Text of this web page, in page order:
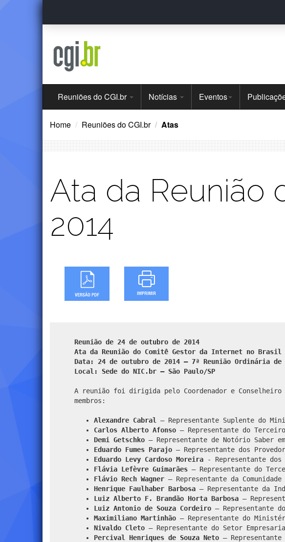
Ir
o
Menu
Principal
Reuniões do CGI.br Notícias Eventos
Home Reuniões do CGI.br Atas
Ata da Reunião
2014
Reunião de 24 de outubro de 2014
Ata da Reunião do Comitê Gestor da Internet no Brasil
Data: 24 de outubro de 2014 – 7ª Reunião Ordinária de
Local: Sede do NIC.br – São Paulo/SP
A reunião foi dirigida pelo Coordenador e
membros:
Alexandre Cabral
– Representante Suplente do
Carlos Alberto Afonso – Representante do
Demi Getschko – Representante de Notório Saber
Eduardo Fumes Parajo – Representante dos
Eduardo Levy Cardoso Moreira - Representante
Flávia Lefèvre Guimarães – Representante do
Flávio Rech Wagner – Representante da
Henrique Faulhaber Barbosa – Representante da
Luiz Alberto F. Brandão Horta Barbosa –
Luiz Antonio de Souza Cordeiro – Representante
Maximiliano Martinhão – Representante do
Nivaldo Cleto – Representante do Setor
Percival Henriques de Souza Neto –